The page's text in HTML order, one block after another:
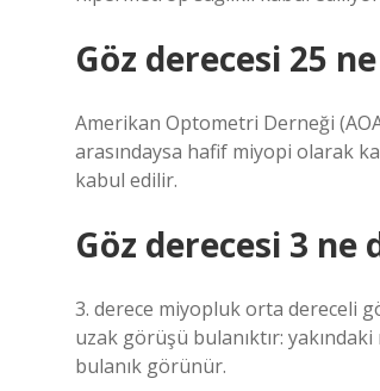
Göz derecesi 25
Amerikan Optometri Derneği
arasındaysa hafif miyopi olarak
kabul edilir.
Göz derecesi 3 ne
3. derece miyopluk orta dereceli
uzak görüşü bulanıktır:
bulanık görünür.